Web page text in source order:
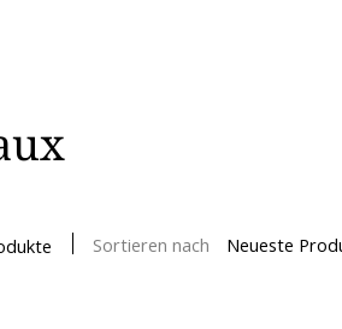
Sortieren nach Neueste